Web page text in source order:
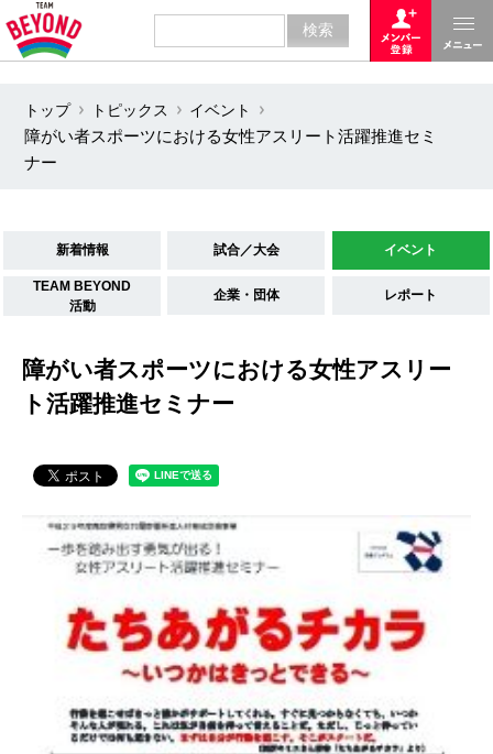
トップ トピックス
イベント
障がい者スポーツにおける女性アスリート活躍推進セミ
ナー
新着情報 試合／大会 イベント
TEAM BEYOND
活動
企業・団体 レポート
障がい者スポーツにおける女性アスリー
ト活躍推進セミナー